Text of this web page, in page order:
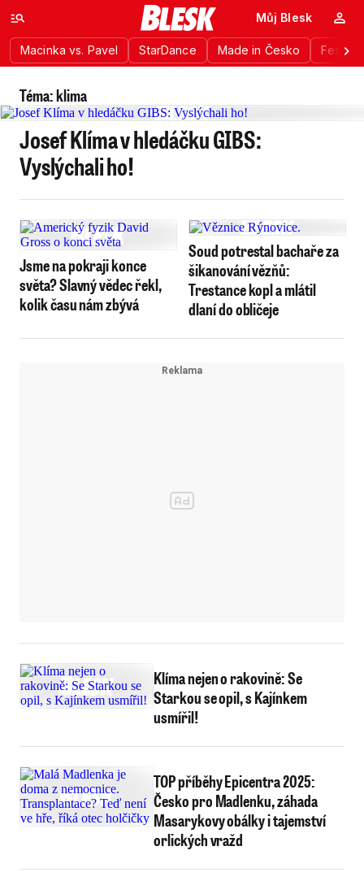
Macinka vs. Pavel StarDance Made in Česko
Můj Blesk
Téma: klima
Josef Klíma v hledáčku GIBS:
Vyslýchali ho!
Jsme na pokraji konce
světa? Slavný vědec řekl,
kolik času nám zbývá
Soud potrestal bachaře za
šikanování vězňů:
Trestance kopl a mlátil
dlaní do obličeje
Klíma nejen o rakovině: Se
Starkou se opil, s Kajínkem
usmířil!
TOP příběhy Epicentra 2025:
Česko pro Madlenku, záhada
Masarykovy obálky i tajemství
orlických vražd